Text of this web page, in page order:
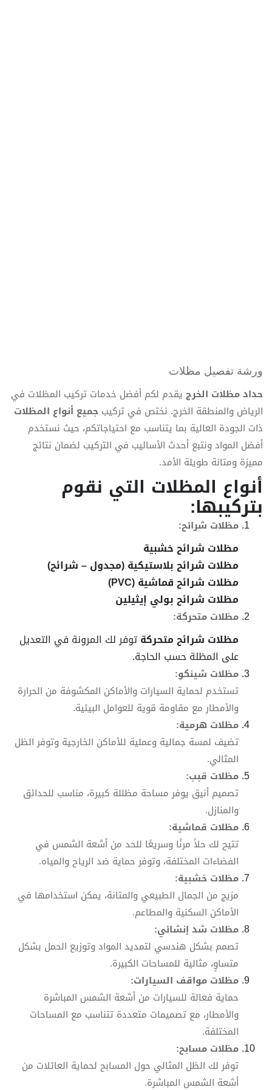
ورشة تفصيل مظلات
حداد مظلات الخرج يقدم لكم أفضل خدمات تركيب المظلات في
الرياض والمنطقة الخرج. نختص في تركيب جميع أنواع المظلات
ذات الجودة العالية بما يتناسب مع احتياجاتكم، حيث نستخدم
أفضل المواد ونتبع أحدث الأساليب في التركيب لضمان نتائج
مميزة ومتانة طويلة الأمد.
أنواع المظلات التي نقوم
بتركيبها:
مظلات شرائح:
مظلات شرائح خشبية
مظلات شرائح بلاستيكية (مجدول – شرائح)
مظلات شرائح قماشية (PVC)
مظلات شرائح بولي إيثيلين
مظلات متحركة:
مظلات شرائح متحركةتوفر لك المرونة في التعديل
على المظلة حسب الحاجة.
مظلات شينكو:
تستخدم لحماية السيارات والأماكن المكشوفة من الحرارة
والأمطار مع مقاومة قوية للعوامل البيئية.
مظلات هرمية:
تضيف لمسة جمالية وعملية للأماكن الخارجية وتوفر الظل
المثالي.
مظلات قبب:
تصميم أنيق يوفر مساحة مظللة كبيرة، مناسب للحدائق
والمنازل.
مظلات قماشية:
تتيح لك حلاً مرنًا وسريعًا للحد من أشعة الشمس في
الفضاءات المختلفة، وتوفر حماية ضد الرياح والمياه.
مظلات خشبية:
مزيج من الجمال الطبيعي والمتانة، يمكن استخدامها في
الأماكن السكنية والمطاعم.
مظلات شد إنشائي:
تصمم بشكل هندسي لتمديد المواد وتوزيع الحمل بشكل
متساوٍ، مثالية للمساحات الكبيرة.
مظلات مواقف السيارات:
حماية فعالة للسيارات من أشعة الشمس المباشرة
والأمطار، مع تصميمات متعددة تتناسب مع المساحات
المختلفة.
مظلات مسابح:
توفر لك الظل المثالي حول المسابح لحماية العائلات من
أشعة الشمس المباشرة.